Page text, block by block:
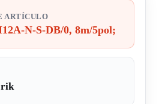
ARTÍCULO
N-S-DB/0, 8m/5pol;